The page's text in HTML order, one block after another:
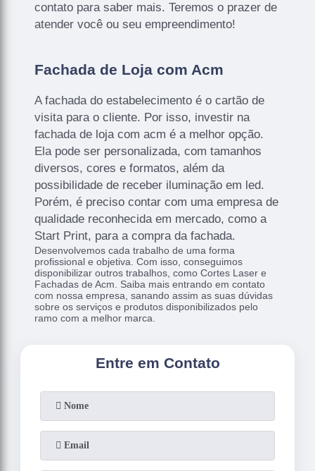
contato para saber mais. Teremos o prazer de
atender você ou seu empreendimento!
Fachada de Loja com Acm
A fachada do estabelecimento é o cartão de
visita para o cliente. Por isso, investir na
fachada de loja com acm é a melhor opção.
Ela pode ser personalizada, com tamanhos
diversos, cores e formatos, além da
possibilidade de receber iluminação em led.
Porém, é preciso contar com uma empresa de
qualidade reconhecida em mercado, como a
Start Print, para a compra da fachada.
Desenvolvemos cada trabalho de uma forma
profissional e objetiva. Com isso, conseguimos
disponibilizar outros trabalhos, como Cortes Laser e
Fachadas de Acm. Saiba mais entrando em contato
com nossa empresa, sanando assim as suas dúvidas
sobre os serviços e produtos disponibilizados pelo
ramo com a melhor marca.
Entre em Contato